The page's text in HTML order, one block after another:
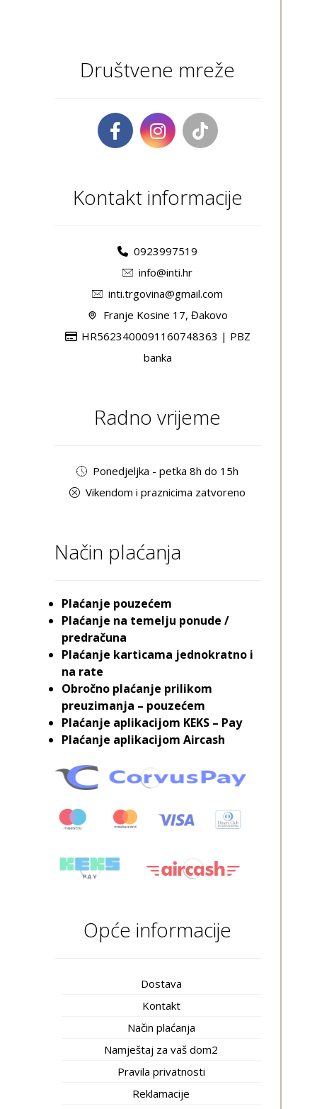
Društvene mreže
Kontakt informacije
0923997519
info@inti.hr
inti.trgovina@gmail.com
Franje Kosine 17, Đakovo
HR5623400091160748363 | PBZ
banka
Radno vrijeme
Ponedjeljka - petka 8h do 15h
Vikendom i praznicima zatvoreno
Način plaćanja
Plaćanje pouzećem
Plaćanje na temelju ponude /
predračuna
Plaćanje karticama jednokratno i
na rate
Obročno plaćanje prilikom
preuzimanja – pouzećem
Plaćanje aplikacijom KEKS – Pay
Plaćanje aplikacijom Aircash
Opće informacije
Dostava
Kontakt
Način plaćanja
Namještaj za vaš dom2
Pravila privatnosti
Reklamacije